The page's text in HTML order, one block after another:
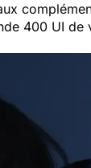
400 UI